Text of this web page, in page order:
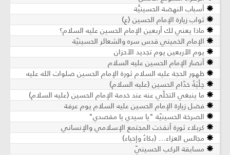
أسباب النهضة الحسينيَّة
ثواب زيارة الإمام الحسين (ع)
ماذا يعني لك أربعين الإمام الحسين عليه السلام؟
الإمام الخميني قدس سره والشعائر الحسينيّة
يوم الأربعين يوم تجديد الأحزان
أنصار الإمام الحسين عليه السلام
ظهور الحجة عليه السلام ثورة الإمام الحسين صلوات الله عليه
حِلْيَةُ خدّام الحسين (عليه السلام)
ما ينبغي التخلّي عنه عند خدمة الإمام الحسين (عليه السلام)
فضل زيارة الإمام الحسين عليه السلام يوم عرفة
الصرخة الحسينيّة "يا سيدي يا مقصدي"
كربلاء ثورة أنقذت المجتمع الإسلامي والإنساني
مجالس العزاء… (بكاءٌ وإحياء)
مسابقة الركب الحسينيّ